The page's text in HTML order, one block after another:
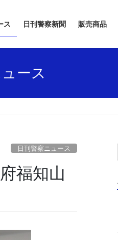
ス 日刊警察新聞 販売商品
ース
日刊警察ニュース